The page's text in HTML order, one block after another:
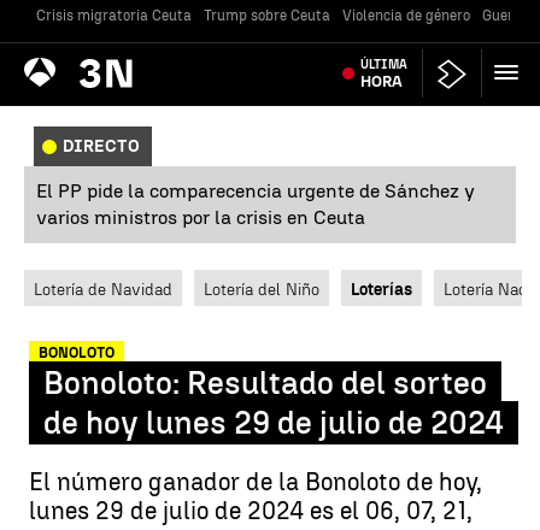
Crisis migratoria Ceuta Trump sobre Ceuta Violencia de género Guerra
Antena
3 Noticias ÚLTIMA
HORA
DIRECTO
El PP pide la comparecencia urgente de Sánchez y
varios ministros por la crisis en Ceuta
Lotería de Navidad Lotería del Niño Loterías Lotería
BONOLOTO
Bonoloto: Resultado del sorteo
de hoy lunes 29 de julio de 2024
El número ganador de la Bonoloto de hoy,
lunes 29 de julio de 2024 es el 06, 07, 21,